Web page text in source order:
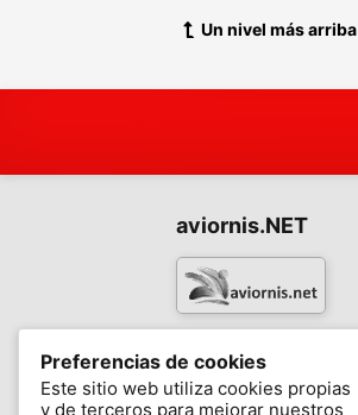
Un nivel más arriba
aviornis.NET
-
Mensajes Mis favoritos
Preferencias de cookies
Este sitio web utiliza cookies propias
y de terceros para mejorar nuestros